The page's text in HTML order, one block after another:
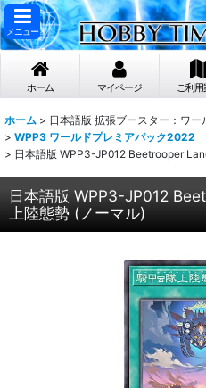
メニュー
ホーム マイページ ご利
ホーム > 日本語版 拡張ブースター：ワー
> WPP3 ワールドプレミアパック2022
> 日本語版 WPP3-JP012 Beetrooper
日本語版 WPP3-JP012
上陸態勢 (ノーマル)